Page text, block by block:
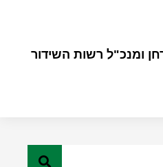
ומנכ"ל רשות השידור